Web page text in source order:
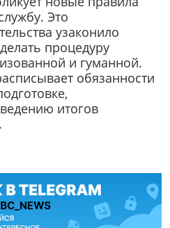
Это
узаконило
процедуру
и гуманной.
обязанности
итогов